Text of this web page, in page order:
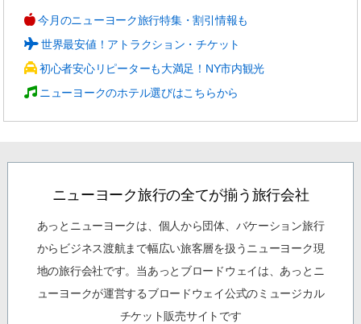
今月のニューヨーク旅行特集・割引情報も
世界最安値！アトラクション・チケット
初心者安心リピーターも大満足！NY市内観光
ニューヨークのホテル選びはこちらから
ニューヨーク旅行の全てが揃う旅行会社
あっとニューヨークは、個人から団体、バケーション旅行
からビジネス渡航まで幅広い旅客層を扱うニューヨーク現
地の旅行会社です。当あっとブロードウェイは、あっとニ
ューヨークが運営するブロードウェイ公式のミュージカル
チケット販売サイトです